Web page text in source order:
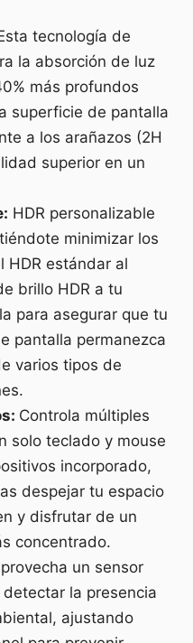
tecnología de
la absorción de luz
más profundos
superficie de pantalla
a los arañazos (2H
superior en un
HDR personalizable
minimizar los
HDR estándar al
brillo HDR a tu
para asegurar que tu
pantalla permanezca
varios tipos de
Controla múltiples
solo teclado y mouse
incorporado,
despejar tu espacio
y disfrutar de un
concentrado.
un sensor
la presencia
ajustando